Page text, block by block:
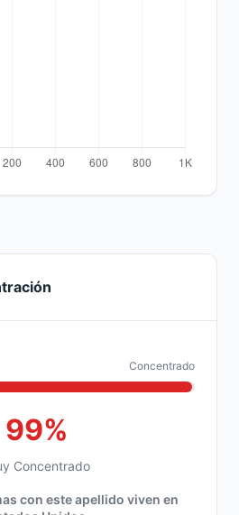
Concentrado
99%
Concentrado
con este apellido viven en